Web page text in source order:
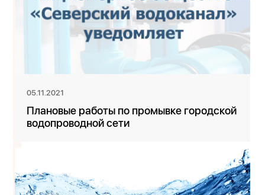
05.11.2021
Плановые работы по промывке городской
водопроводной сети